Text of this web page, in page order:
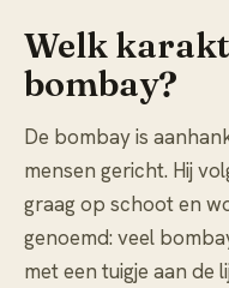
Welk
bombay?
De bombay is
mensen gericht. Hij
graag op schoot en
genoemd: veel
met een tuigje aan de